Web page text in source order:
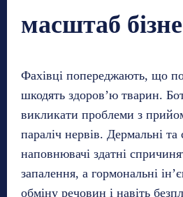
масштаб
Фахівці попереджають, що
шкодять здоров’ю тварин.
викликати проблеми з
параліч нервів. Дермальні та
наповнювачі здатні
запалення, а гормональні
обміну речовин і навіть